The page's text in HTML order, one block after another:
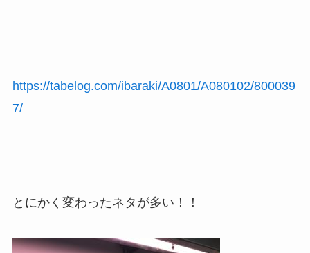
https://tabelog.com/ibaraki/A0801/A080102/800039
7/
とにかく変わったネタが多い！！